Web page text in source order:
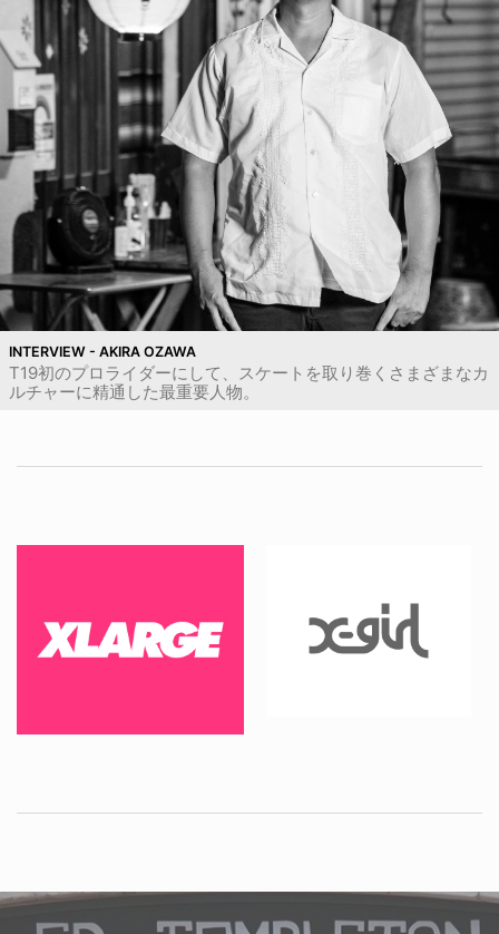
INTERVIEW - AKIRA OZAWA
T19初のプロライダーにして、スケートを取り巻くさまざまなカ
ルチャーに精通した最重要人物。